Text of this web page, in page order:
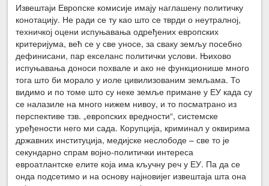
Извештаји Европске комисије имају наглашену политичку
конотацију. Не ради се ту као што се тврди о неутралној,
техничкој оцени испуњавања одређених европских
критеријума, већ се у све уносе, за сваку земљу посебно
дефинисани, пар екселанс политички услови. Њихово
испуњавања доноси похвале и ако не функционише много
тога што би морало у иоле цивилизованим земљама. То
видимо и по томе што су неке земље примане у ЕУ када су
се налазиле на много нижем нивоу, и то посматрано из
перспективе тзв. „европских вредности“, системске
уређености него ми сада. Корупција, криминал у оквирима
државних институција, медијске неслободе – све то је
секундарно спрам војно-политички интереса
евроатлантске елите која има кључну реч у ЕУ. Па да се
онда подсетимо и на основу најновијег извештаја шта она